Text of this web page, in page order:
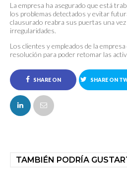
La empresa ha asegurado que está
los problemas detectados y evitar
clausurado reabra sus puertas una
irregularidades.
Los clientes y empleados de la
resolución para poder retomar las
SHARE ON
FACEBOOK
SHARE ON
TAMBIÉN PODRÍA